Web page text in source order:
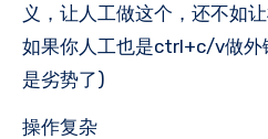
义，让人工做这个，还不如
如果你人工也是ctrl+c/v做外
是劣势了)
操作复杂